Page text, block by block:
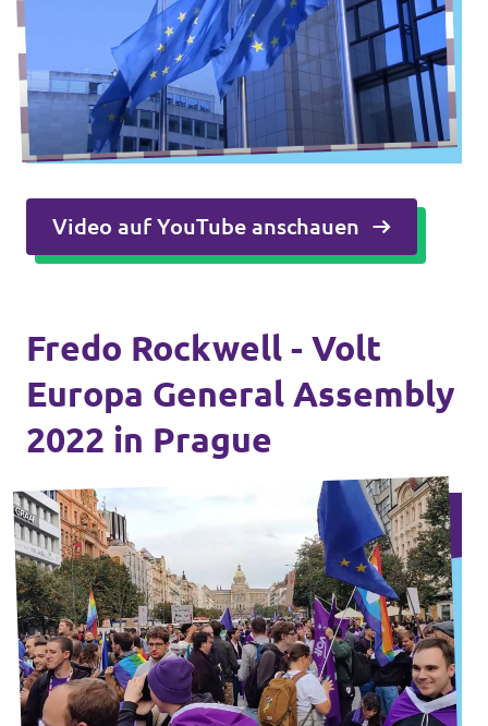
Video auf YouTube anschauen
Fredo Rockwell - Volt
Europa General Assembly
2022 in Prague